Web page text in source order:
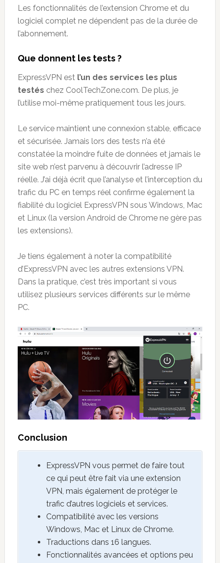
Les fonctionnalités de l’extension Chrome et du
logiciel complet ne dépendent pas de la durée de
l’abonnement.
Que donnent les tests ?
ExpressVPN est l’un des services les plus
testés chez CoolTechZone.com. De plus, je
l’utilise moi-même pratiquement tous les jours.
Le service maintient une connexion stable, efficace
et sécurisée. Jamais lors des tests n’a été
constatée la moindre fuite de données et jamais le
site web n’est parvenu à découvrir l’adresse IP
réelle. J’ai déjà écrit que l’analyse et l’interception du
trafic du PC en temps réel confirme également la
fiabilité du logiciel ExpressVPN sous Windows, Mac
et Linux (la version Android de Chrome ne gère pas
les extensions).
Je tiens également à noter la compatibilité
d’ExpressVPN avec les autres extensions VPN.
Dans la pratique, c’est très important si vous
utilisez plusieurs services différents sur le même
PC.
Conclusion
ExpressVPN vous permet de faire tout
ce qui peut être fait via une extension
VPN, mais également de protéger le
trafic d’autres logiciels et services.
Compatibilité avec les versions
Windows, Mac et Linux de Chrome.
Traductions dans 16 langues.
Fonctionnalités avancées et options peu